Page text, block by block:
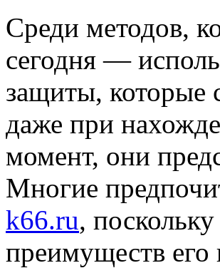
Среди методов,
сегодня —
защиты, которые
даже при
момент, они
Многие
k66.ru,
преимуществ